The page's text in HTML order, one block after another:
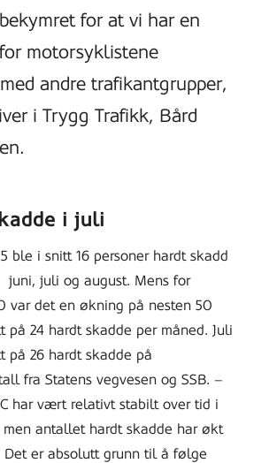
for at vi har en
motorsyklistene
andre trafikantgrupper,
i Trygg Trafikk, Bård
i juli
ble i snitt 16 personer hardt skadd
juni, juli og august. Mens for
var det en økning på nesten 50
på 24 hardt skadde per måned. Juli
på 26 hardt skadde på
fra Statens vegvesen og SSB. –
har vært relativt stabilt over tid i
men antallet hardt skadde har økt
Det er absolutt grunn til å følge